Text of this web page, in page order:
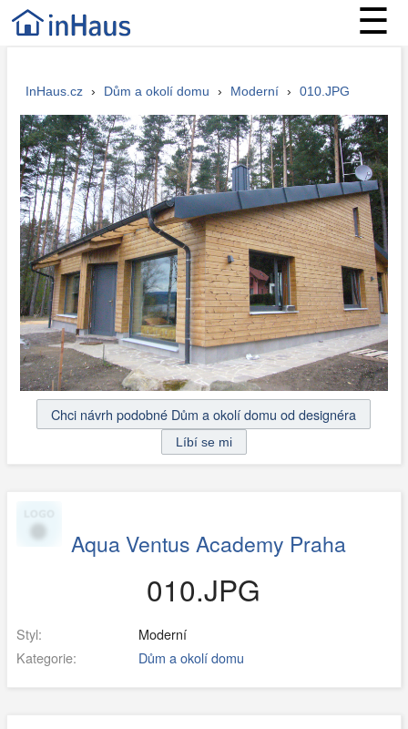
☰
InHaus.cz › Dům a okolí domu › Moderní › 010.JPG
Chci návrh podobné Dům a okolí domu od designéra
Aqua Ventus Academy Praha
010.JPG
Styl:
Moderní
Kategorie:
Dům a okolí domu